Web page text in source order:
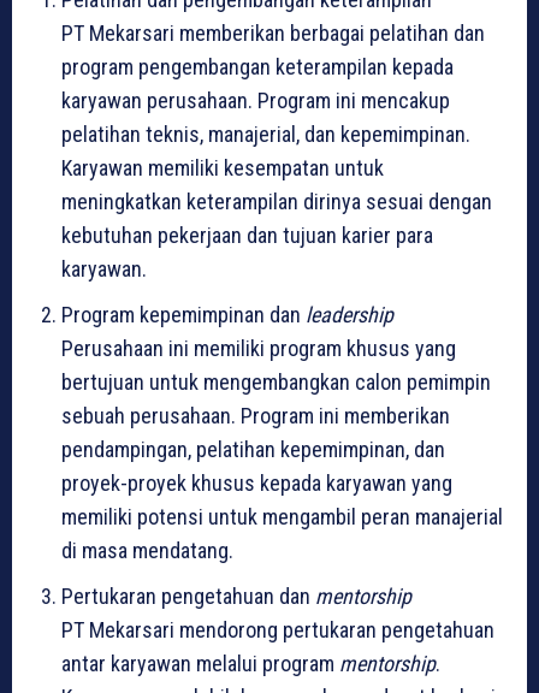
PT Mekarsari memberikan berbagai pelatihan dan
program pengembangan keterampilan kepada
karyawan perusahaan. Program ini mencakup
pelatihan teknis, manajerial, dan kepemimpinan.
Karyawan memiliki kesempatan untuk
meningkatkan keterampilan dirinya sesuai dengan
kebutuhan pekerjaan dan tujuan karier para
karyawan.
Program kepemimpinan dan leadership
Perusahaan ini memiliki program khusus yang
bertujuan untuk mengembangkan calon pemimpin
sebuah perusahaan. Program ini memberikan
pendampingan, pelatihan kepemimpinan, dan
proyek-proyek khusus kepada karyawan yang
memiliki potensi untuk mengambil peran manajerial
di masa mendatang.
Pertukaran pengetahuan dan mentorship
PT Mekarsari mendorong pertukaran pengetahuan
antar karyawan melalui program mentorship.